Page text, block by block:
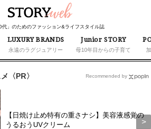
代」のためのファッション&ライフスタイル誌
LUXURY BRANDS
永遠のラグジュアリー
Junior STORY
母10年目からの子育て
〈PR〉
【日焼け止め特有の重さナシ】美容液感覚の
うるおうUVクリーム
Recommended by